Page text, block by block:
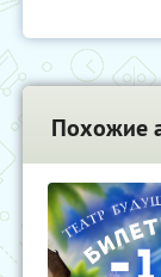
Похожие